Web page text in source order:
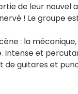
de leur
! Le groupe
: la
Intense et
de guitares et